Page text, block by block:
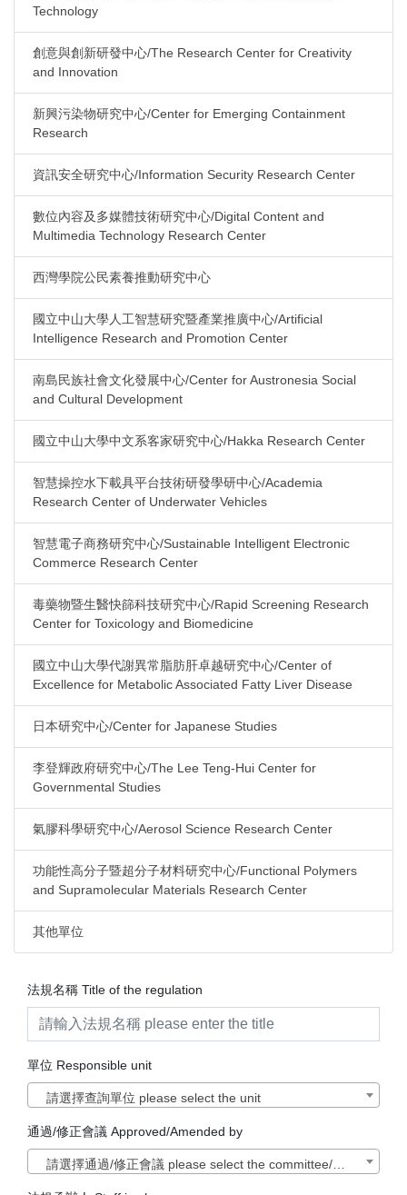
Technology
創意與創新研發中心/The Research Center for Creativity
and Innovation
新興污染物研究中心/Center for Emerging Containment
Research
資訊安全研究中心/Information Security Research Center
數位內容及多媒體技術研究中心/Digital Content and
Multimedia Technology Research Center
西灣學院公民素養推動研究中心
國立中山大學人工智慧研究暨產業推廣中心/Artificial
Intelligence Research and Promotion Center
南島民族社會文化發展中心/Center for Austronesia Social
and Cultural Development
國立中山大學中文系客家研究中心/Hakka Research Center
智慧操控水下載具平台技術研發學研中心/Academia
Research Center of Underwater Vehicles
智慧電子商務研究中心/Sustainable Intelligent Electronic
Commerce Research Center
毒藥物暨生醫快篩科技研究中心/Rapid Screening Research
Center for Toxicology and Biomedicine
國立中山大學代謝異常脂肪肝卓越研究中心/Center of
Excellence for Metabolic Associated Fatty Liver Disease
日本研究中心/Center for Japanese Studies
李登輝政府研究中心/The Lee Teng-Hui Center for
Governmental Studies
氣膠科學研究中心/Aerosol Science Research Center
功能性高分子暨超分子材料研究中心/Functional Polymers
and Supramolecular Materials Research Center
其他單位
法規名稱 Title of the regulation
單位 Responsible unit
請選擇查詢單位 please select the unit
通過/修正會議 Approved/Amended by